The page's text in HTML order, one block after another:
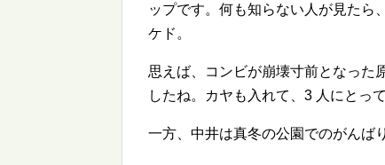
ップです。何も知らない人が見た
ケド。
思えば、コンビが崩壊寸前となった
したね。カヤも入れて、3 人にとっ
一方、中井は真冬の公園でのがんば